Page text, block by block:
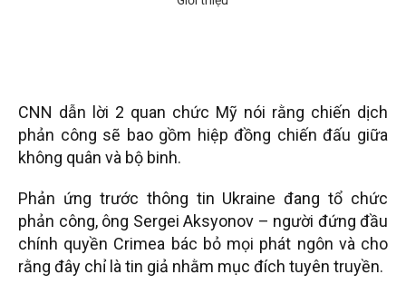
CNN dẫn lời 2 quan chức Mỹ nói rằng chiến dịch
phản công sẽ bao gồm hiệp đồng chiến đấu giữa
không quân và bộ binh.
Phản ứng trước thông tin Ukraine đang tổ chức
phản công, ông Sergei Aksyonov – người đứng đầu
chính quyền Crimea bác bỏ mọi phát ngôn và cho
rằng đây chỉ là tin giả nhằm mục đích tuyên truyền.